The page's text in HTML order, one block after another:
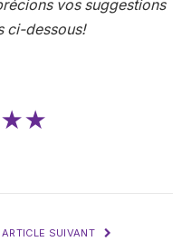
vos suggestions
ci-dessous!
ARTICLE SUIVANT